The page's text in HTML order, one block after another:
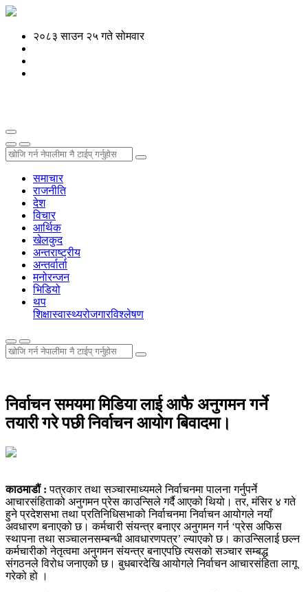
२०८३ साउन २५ गते सोमवार
समाचार
राजनीति
देश
विचार
आर्थिक
खेलकुद
अन्तराष्ट्रीय
अन्तर्वार्ता
मनोरन्जन
भिडियो
थप
शिक्षास्वास्थ्यरोजगारविश्लेषण
निर्वाचन समयमा मिडिया लाई आफै अनुगमन गर्ने
तयारी गरे पछी निर्वाचन आयोग बिवादमा।
काठमाडौं :पत्रकार तथा सञ्चारमाध्यमले निर्वाचनमा पालना गर्नुपर्ने
आचारसंहिताको अनुगमन प्रेस काउन्सिले गर्दै आएको थियो। तर, मंसिर ४ गते
हुने प्रदेशसभा तथा प्रतिनिधिसभाको निर्वाचनमा निर्वाचन आयोगले नयाँ
अवधारण बनाएको छ। कर्मचारी संयन्त्र बनाएर अनुगमन गर्न ‘प्रेस अफिस
स्थापना तथा सञ्चालनसम्बन्धी आवधारणपत्र’ ल्याएको छ। काउन्सिलाई छल्न
कर्मचारीको नेतृत्वमा अनुगमन संयन्त्र बनाएपछि त्यसको सञ्चार सम्बद्ध
संगठनले विरोध जनाएको छ। बुधबारदेखि आयोगले निर्वाचन आचारसंहिता लागू
गरेको हो ।